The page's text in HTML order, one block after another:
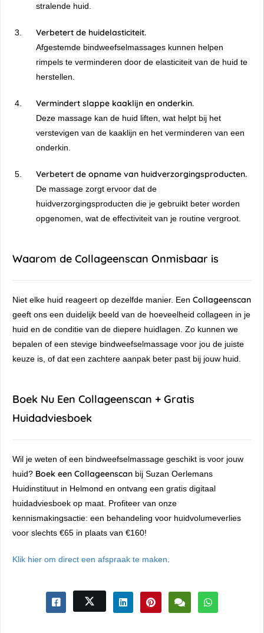
stralende huid.
Verbetert de huidelasticiteit.
Afgestemde bindweefselmassages kunnen helpen
rimpels te verminderen door de elasticiteit van de huid te
herstellen.
Vermindert slappe kaaklijn en onderkin.
Deze massage kan de huid liften, wat helpt bij het
verstevigen van de kaaklijn en het verminderen van een
onderkin.
Verbetert de opname van huidverzorgingsproducten.
De massage zorgt ervoor dat de
huidverzorgingsproducten die je gebruikt beter worden
opgenomen, wat de effectiviteit van je routine vergroot.
Waarom de Collageenscan Onmisbaar is
Niet elke huid reageert op dezelfde manier. Een Collageenscan
geeft ons een duidelijk beeld van de hoeveelheid collageen in je
huid en de conditie van de diepere huidlagen. Zo kunnen we
bepalen of een stevige bindweefselmassage voor jou de juiste
keuze is, of dat een zachtere aanpak beter past bij jouw huid.
Boek Nu Een Collageenscan + Gratis
Huidadviesboek
Wil je weten of een bindweefselmassage geschikt is voor jouw
huid? Boek een Collageenscan bij Suzan Oerlemans
Huidinstituut in Helmond en ontvang een gratis digitaal
huidadviesboek op maat. Profiteer van onze
kennismakingsactie: een behandeling voor huidvolumeverlies
voor slechts €65 in plaats van €160!
Klik hier om direct een afspraak te maken